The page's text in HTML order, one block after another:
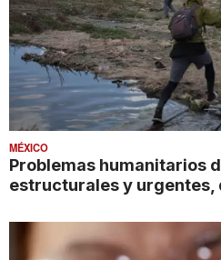
MÉXICO
Problemas humanitarios
estructurales y urgentes,